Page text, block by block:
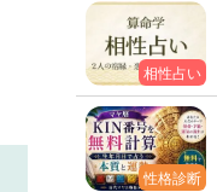
相性占い
性格診断